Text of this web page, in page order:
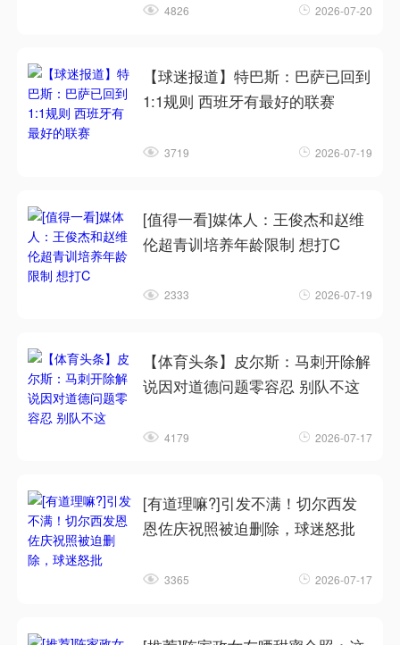
4826 2026-07-20
【球迷报道】特巴斯：巴萨已回到
1:1规则 西班牙有最好的联赛
3719 2026-07-19
[值得一看]媒体人：王俊杰和赵维
伦超青训培养年龄限制 想打C
2333 2026-07-19
【体育头条】皮尔斯：马刺开除解
说因对道德问题零容忍 别队不这
4179 2026-07-17
[有道理嘛?]引发不满！切尔西发
恩佐庆祝照被迫删除，球迷怒批
3365 2026-07-17